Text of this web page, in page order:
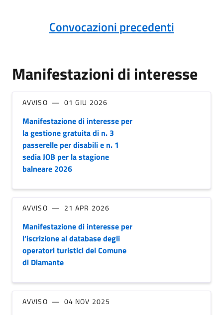
Convocazioni precedenti
Manifestazioni di interesse
AVVISO 01 GIU 2026
Manifestazione di interesse per
la gestione gratuita di n. 3
passerelle per disabili e n. 1
sedia JOB per la stagione
balneare 2026
AVVISO 21 APR 2026
Manifestazione di interesse per
l’iscrizione al database degli
operatori turistici del Comune
di Diamante
AVVISO 04 NOV 2025